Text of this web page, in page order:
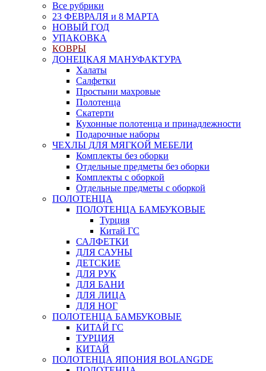
Все рубрики
23 ФЕВРАЛЯ и 8 МАРТА
НОВЫЙ ГОД
УПАКОВКА
КОВРЫ
ДОНЕЦКАЯ МАНУФАКТУРА
Халаты
Салфетки
Простыни махровые
Полотенца
Скатерти
Кухонные полотенца и принадлежности
Подарочные наборы
ЧЕХЛЫ ДЛЯ МЯГКОЙ МЕБЕЛИ
Комплекты без оборки
Отдельные предметы без оборки
Комплекты с оборкой
Отдельные предметы с оборкой
ПОЛОТЕНЦА
ПОЛОТЕНЦА БАМБУКОВЫЕ
Турция
Китай ГС
САЛФЕТКИ
ДЛЯ САУНЫ
ДЕТСКИЕ
ДЛЯ РУК
ДЛЯ БАНИ
ДЛЯ ЛИЦА
ДЛЯ НОГ
ПОЛОТЕНЦА БАМБУКОВЫЕ
КИТАЙ ГС
ТУРЦИЯ
КИТАЙ
ПОЛОТЕНЦА ЯПОНИЯ BOLANGDE